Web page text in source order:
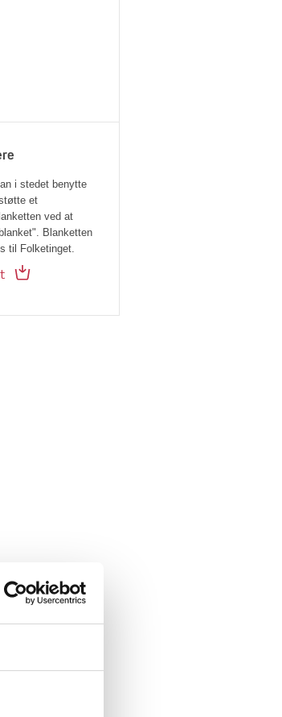
i stedet benytte
et
ved at
Blanketten
til Folketinget.